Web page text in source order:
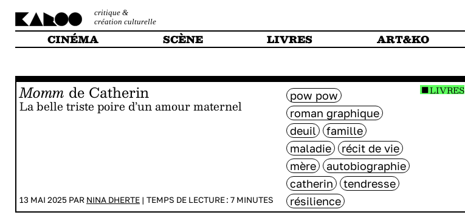
critique &
création culturelle
CINÉMA SCÈNE LIVRES ART&KO
Momm de Catherin
La belle triste poire d’un amour maternel
13 MAI 2025 PAR NINA DHERTE | TEMPS DE LECTURE : 7 MINUTES
pow pow
roman graphique
deuil
famille
maladie
récit de vie
mère
autobiographie
catherin
tendresse
résilience
LIVRES